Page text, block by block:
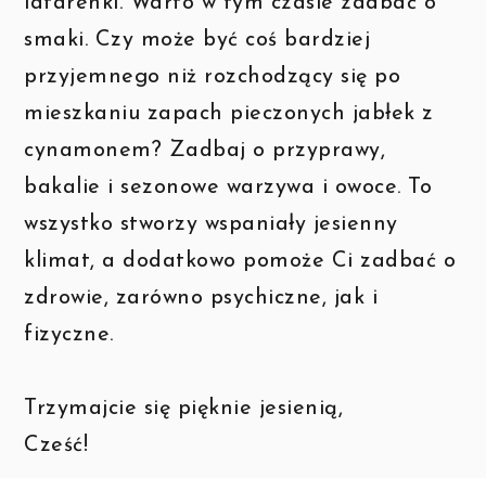
smaki. Czy może być coś bardziej
przyjemnego niż rozchodzący się po
mieszkaniu zapach pieczonych jabłek z
cynamonem? Zadbaj o przyprawy,
bakalie i sezonowe warzywa i owoce. To
wszystko stworzy wspaniały jesienny
klimat, a dodatkowo pomoże Ci zadbać o
zdrowie, zarówno psychiczne, jak i
fizyczne.
Trzymajcie się pięknie jesienią,
Cześć!